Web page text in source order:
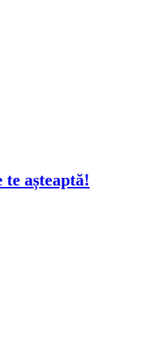
te așteaptă!